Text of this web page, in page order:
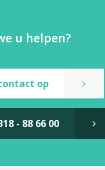
u helpen?
op
- 88 66 00